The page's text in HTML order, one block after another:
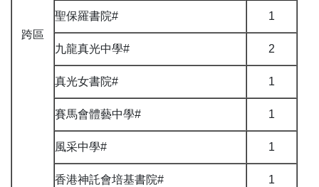
跨區
聖保羅書院# 1
九龍真光中學# 2
真光女書院# 1
賽馬會體藝中學# 1
風采中學# 1
香港神託會培基書院# 1